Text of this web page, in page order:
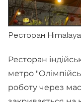
Ресторан
Ресторан
метро
роботу через